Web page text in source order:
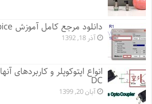
دانلود مرجع کامل آموزش OrCAD PSpice
آذر 18, 1392
DC
آبان 20, 1399